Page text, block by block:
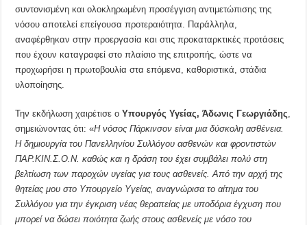
συντονισμένη και ολοκληρωμένη προσέγγιση αντιμετώπισης της
νόσου αποτελεί επείγουσα προτεραιότητα. Παράλληλα,
αναφέρθηκαν στην προεργασία και στις προκαταρκτικές προτάσεις
που έχουν καταγραφεί στο πλαίσιο της επιτροπής, ώστε να
προχωρήσει η πρωτοβουλία στα επόμενα, καθοριστικά, στάδια
υλοποίησης.
Την εκδήλωση χαιρέτισε οΥπουργός Υγείας, Άδωνις Γεωργιάδης
σημειώνοντας ότι: «H νόσος Πάρκινσον είναι μια δύσκολη ασθένεια.
Η δημιουργία του Πανελληνίου Συλλόγου ασθενών και φροντιστών
ΠΑΡ.ΚΙΝ.Σ.Ο.Ν. καθώς και η δράση του έχει συμβάλει πολύ στη
βελτίωση των παροχών υγείας για τους ασθενείς. Από την αρχή της
θητείας μου στο Υπουργείο Υγείας, αναγνώρισα το αίτημα του
Συλλόγου για την έγκριση νέας θεραπείας με υποδόρια έγχυση που
μπορεί να δώσει ποιότητα ζωής στους ασθενείς με νόσο του